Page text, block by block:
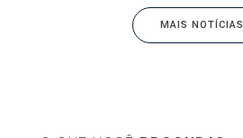
MAIS NOTÍCIAS